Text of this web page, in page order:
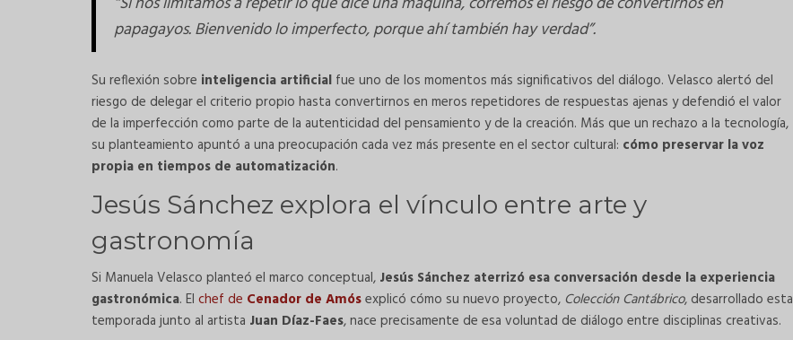
papagayos. Bienvenido lo imperfecto, porque ahí también hay verdad”.
Su reflexión sobre inteligencia artificial fue uno de los momentos más significativos del diálogo. Velasco alertó del
riesgo de delegar el criterio propio hasta convertirnos en meros repetidores de respuestas ajenas y defendió el valor
de la imperfección como parte de la autenticidad del pensamiento y de la creación. Más que un rechazo a la tecnología,
su planteamiento apuntó a una preocupación cada vez más presente en el sector cultural: cómo preservar la voz
propia en tiempos de automatización.
Jesús Sánchez explora el vínculo entre arte y
gastronomía
Si Manuela Velasco planteó el marco conceptual, Jesús Sánchez aterrizó esa conversación desde la experiencia
gastronómica. El chef de Cenador de Amósexplicó cómo su nuevo proyecto, Colección Cantábrico, desarrollado esta
temporada junto al artista Juan Díaz-Faes, nace precisamente de esa voluntad de diálogo entre disciplinas creativas.